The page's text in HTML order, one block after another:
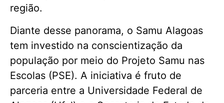
região.
Diante desse panorama, o Samu Alagoas
tem investido na conscientização da
população por meio do Projeto Samu nas
Escolas (PSE). A iniciativa é fruto de
parceria entre a Universidade Federal de